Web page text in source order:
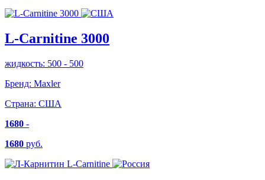
L-Carnitine 3000
жидкость: 500 - 500
Бренд: Maxler
Страна: США
1680 -
1680 руб.